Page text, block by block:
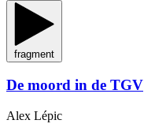
fragment
De moord in de TGV
Alex Lépic